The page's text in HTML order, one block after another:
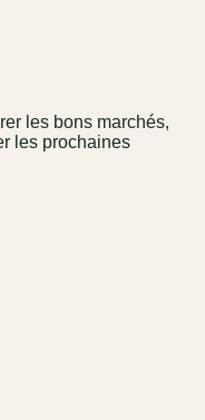
les bons marchés,
les prochaines